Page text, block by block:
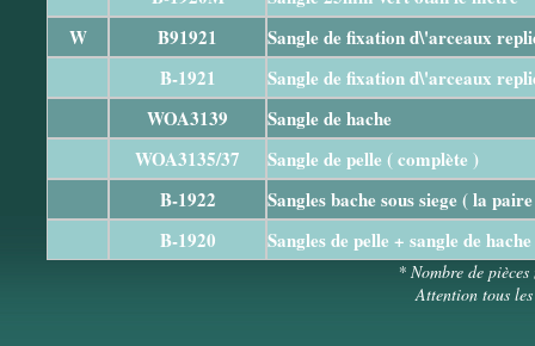
W
B91921
Sangle de fixation d\'arceaux
B-1921
Sangle de fixation d\'arceaux
WOA3139
Sangle de hache
WOA3135/37
Sangle de pelle ( complète )
B-1922
Sangles bache sous siege ( la
B-1920
Sangles de pelle + sangle de hache
* Nombre de
Attention tous